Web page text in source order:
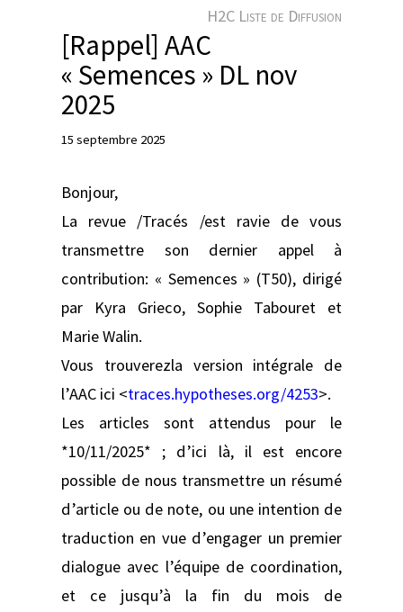
r
H2C Liste de Diffusion
[Rappel] AAC
« Semences » DL nov
2025
15 septembre 2025
Bonjour,
La revue /Tracés /est ravie de vous
transmettre son dernier appel à
contribution: « Semences » (T50), dirigé
par Kyra Grieco, Sophie Tabouret et
Marie Walin.
Vous trouverezla version intégrale de
l’AAC ici <traces.hypotheses.org/4253>.
Les articles sont attendus pour le
*10/11/2025* ; d’ici là, il est encore
possible de nous transmettre un résumé
d’article ou de note, ou une intention de
traduction en vue d’engager un premier
dialogue avec l’équipe de coordination,
et ce jusqu’à la fin du mois de